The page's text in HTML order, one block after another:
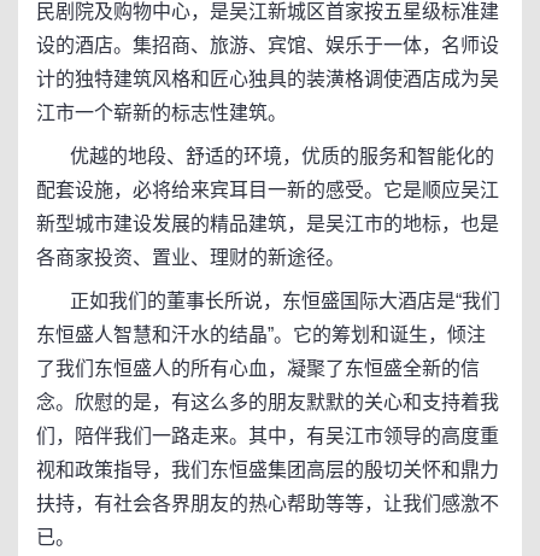
民剧院及购物中心，是吴江新城区首家按五星级标准建
设的酒店。集招商、旅游、宾馆、娱乐于一体，名师设
计的独特建筑风格和匠心独具的装潢格调使酒店成为吴
江市一个崭新的标志性建筑。
优越的地段、舒适的环境，优质的服务和智能化的
配套设施，必将给来宾耳目一新的感受。它是顺应吴江
新型城市建设发展的精品建筑，是吴江市的地标，也是
各商家投资、置业、理财的新途径。
正如我们的董事长所说，东恒盛国际大酒店是“我们
东恒盛人智慧和汗水的结晶”。它的筹划和诞生，倾注
了我们东恒盛人的所有心血，凝聚了东恒盛全新的信
念。欣慰的是，有这么多的朋友默默的关心和支持着我
们，陪伴我们一路走来。其中，有吴江市领导的高度重
视和政策指导，我们东恒盛集团高层的殷切关怀和鼎力
扶持，有社会各界朋友的热心帮助等等，让我们感激不
已。